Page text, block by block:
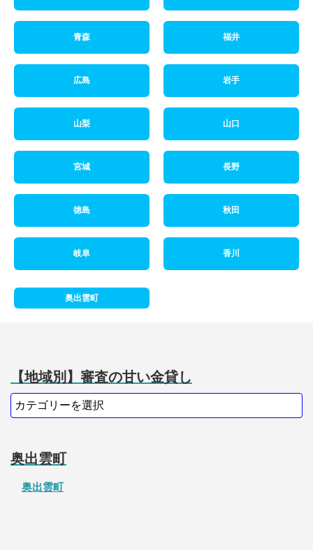
青森 福井
広島 岩手
山梨 山口
宮城 長野
徳島 秋田
岐阜 香川
奥出雲町
【地域別】審査の甘い金貸し
奥出雲町
奥出雲町